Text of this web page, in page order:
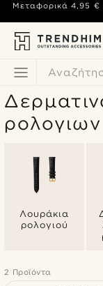
Μεταφορικά 4,95 €
Λουράκια
ρολογιού
2 Προϊόντα